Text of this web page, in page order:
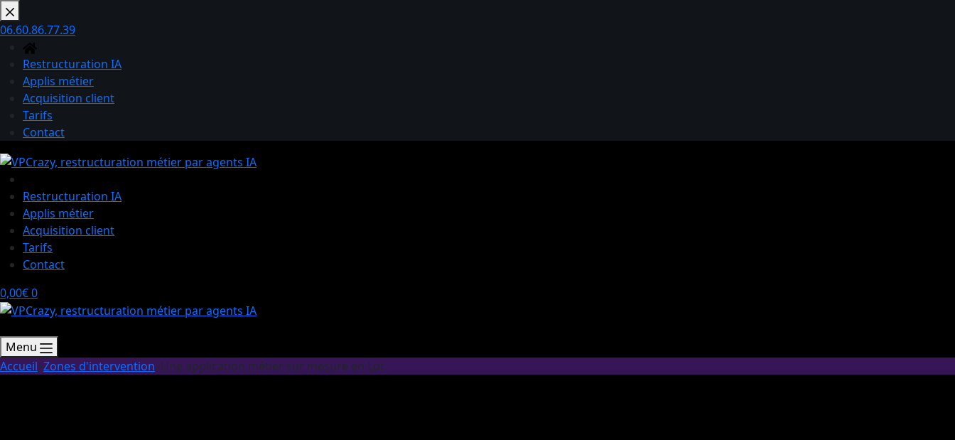
Passer
au
contenu
06.60.86.77.39
Restructuration IA
Applis métier
Acquisition client
Tarifs
Contact
Restructuration IA
Applis métier
Acquisition client
Tarifs
Contact
Panier
d’achat
0,00€0
Menu
Accueil Zones d'intervention Une application métier sur mesure en Lot